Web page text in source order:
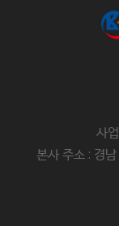
사
본사 주소 : 경